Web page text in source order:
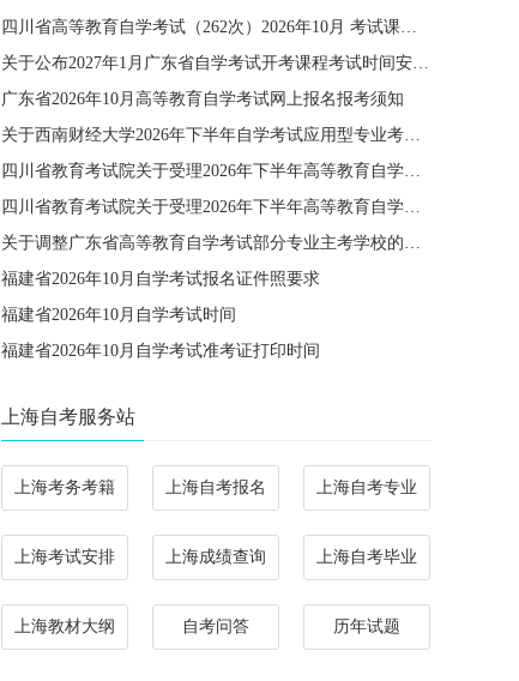
四川省高等教育自学考试（262次）2026年10月 考试课程简表
关于公布2027年1月广东省自学考试开考课程考试时间安排和使用教材的通知
广东省2026年10月高等教育自学考试网上报名报考须知
关于西南财经大学2026年下半年自学考试应用型专业考籍更改办理的通知
四川省教育考试院关于受理2026年下半年高等教育自学考试省际转考申请的通告
四川省教育考试院关于受理2026年下半年高等教育自学考试考籍更改申请的通告
关于调整广东省高等教育自学考试部分专业主考学校的通知
福建省2026年10月自学考试报名证件照要求
福建省2026年10月自学考试时间
福建省2026年10月自学考试准考证打印时间
上海自考服务站
上海考务考籍 上海自考报名 上海自考专业
上海考试安排 上海成绩查询 上海自考毕业
上海教材大纲 自考问答 历年试题